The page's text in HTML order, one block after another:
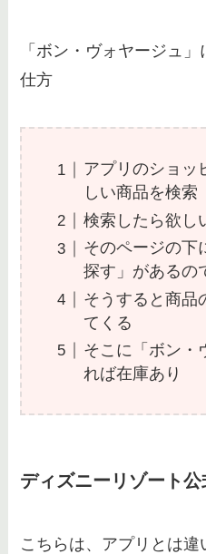
け袋
「ボン・ヴォヤージュ
仕方
アプリのショッ
しい商品を検索
検索したら欲し
そのページの下
探す」があるの
そうすると商品
てくる
そこに「ボン・
れば在庫あり
ディズニーリゾート公
こちらは、アプリとは違